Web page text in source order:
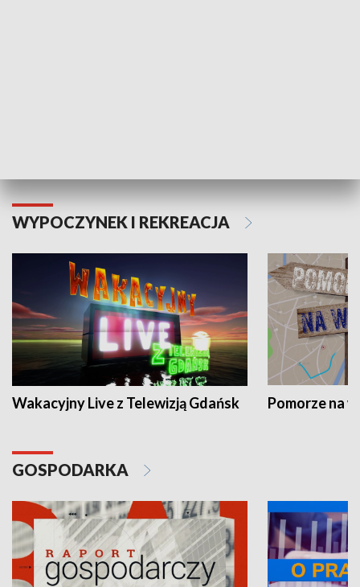
WYPOCZYNEK I REKREACJA
Wakacyjny Live z Telewizją Gdańsk Pomorze na
GOSPODARKA